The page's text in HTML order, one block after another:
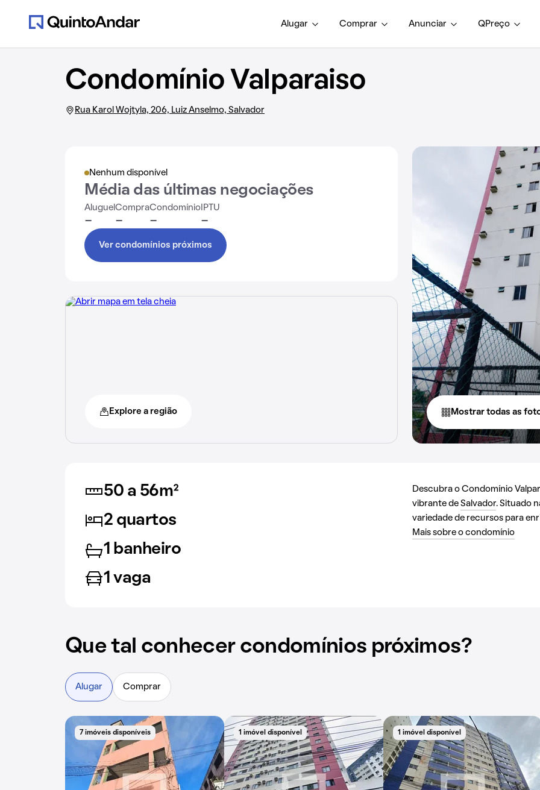
Alugar Comprar Anunciar QPreço
Condomínio Valparaiso
Rua Karol Wojtyla, 206, Luiz Anselmo, Salvador
Nenhum disponível
Média das últimas negociações
Aluguel
-
Compra
-
Condomínio
-
IPTU
-
Ver condomínios próximos
Explore a região Mostrar todas as
50 a 56m²
2 quartos
1 banheiro
1 vaga
Descubra o Condomínio
vibrante de Salvador. Situado
variedade de recursos para
Mais sobre o condomínio
Que tal conhecer condomínios próximos?
Alugar Comprar
7 imóveis disponíveis 1 imóvel disponível 1 imóvel disponível